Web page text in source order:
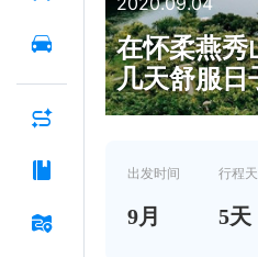
在怀柔燕秀
几天舒服日
台观景，葡
出发时间
9月
行程
5天